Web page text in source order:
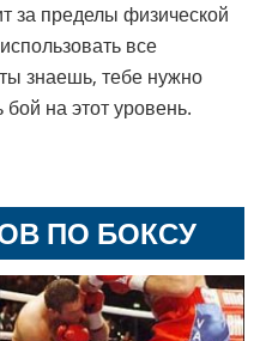
за пределы физической
все
знаешь, тебе нужно
на этот уровень.
ПО БОКСУ